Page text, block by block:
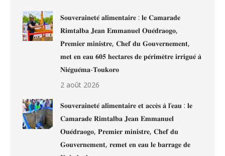
𝐒𝐨𝐮𝐯𝐞𝐫𝐚𝐢𝐧𝐞𝐭𝐞́ 𝐚𝐥𝐢𝐦𝐞𝐧𝐭𝐚𝐢𝐫𝐞 : 𝐥𝐞 𝐂𝐚𝐦𝐚𝐫𝐚𝐝𝐞
𝐑𝐢𝐦𝐭𝐚𝐥𝐛𝐚 𝐉𝐞𝐚𝐧 𝐄𝐦𝐦𝐚𝐧𝐮𝐞𝐥 𝐎𝐮𝐞́𝐝𝐫𝐚𝐨𝐠𝐨,
𝐏𝐫𝐞𝐦𝐢𝐞𝐫 𝐦𝐢𝐧𝐢𝐬𝐭𝐫𝐞, 𝐂𝐡𝐞𝐟 𝐝𝐮 𝐆𝐨𝐮𝐯𝐞𝐫𝐧𝐞𝐦𝐞𝐧𝐭,
𝐦𝐞𝐭 𝐞𝐧 𝐞𝐚𝐮 𝟔𝟎𝟓 𝐡𝐞𝐜𝐭𝐚𝐫𝐞𝐬 𝐝𝐞 𝐩𝐞́𝐫𝐢𝐦𝐞̀𝐭𝐫𝐞 𝐢𝐫𝐫𝐢𝐠𝐮𝐞́ 𝐚̀
𝐍𝐢𝐞́𝐠𝐮𝐞́𝐦𝐚-𝐓𝐨𝐮𝐤𝐨𝐫𝐨
2 août 2026
𝐒𝐨𝐮𝐯𝐞𝐫𝐚𝐢𝐧𝐞𝐭𝐞́ 𝐚𝐥𝐢𝐦𝐞𝐧𝐭𝐚𝐢𝐫𝐞 𝐞𝐭 𝐚𝐜𝐜𝐞̀𝐬 𝐚̀ 𝐥’𝐞𝐚𝐮 : 𝐥𝐞
𝐂𝐚𝐦𝐚𝐫𝐚𝐝𝐞 𝐑𝐢𝐦𝐭𝐚𝐥𝐛𝐚 𝐉𝐞𝐚𝐧 𝐄𝐦𝐦𝐚𝐧𝐮𝐞𝐥
𝐎𝐮𝐞́𝐝𝐫𝐚𝐨𝐠𝐨, 𝐏𝐫𝐞𝐦𝐢𝐞𝐫 𝐦𝐢𝐧𝐢𝐬𝐭𝐫𝐞, 𝐂𝐡𝐞𝐟 𝐝𝐮
𝐆𝐨𝐮𝐯𝐞𝐫𝐧𝐞𝐦𝐞𝐧𝐭, 𝐫𝐞𝐦𝐞𝐭 𝐞𝐧 𝐞𝐚𝐮 𝐥𝐞 𝐛𝐚𝐫𝐫𝐚𝐠𝐞 𝐝𝐞